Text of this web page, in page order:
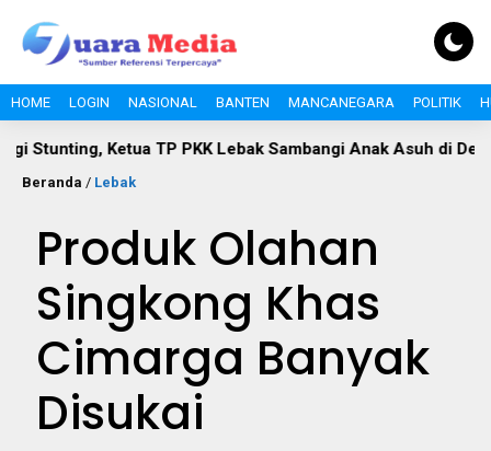
HOME LOGIN NASIONAL BANTEN MANCANEGARA POLITIK
Ketua TP PKK Lebak Sambangi Anak Asuh di Desa
Beranda / Lebak
Produk Olahan
Singkong Khas
Cimarga Banyak
Disukai